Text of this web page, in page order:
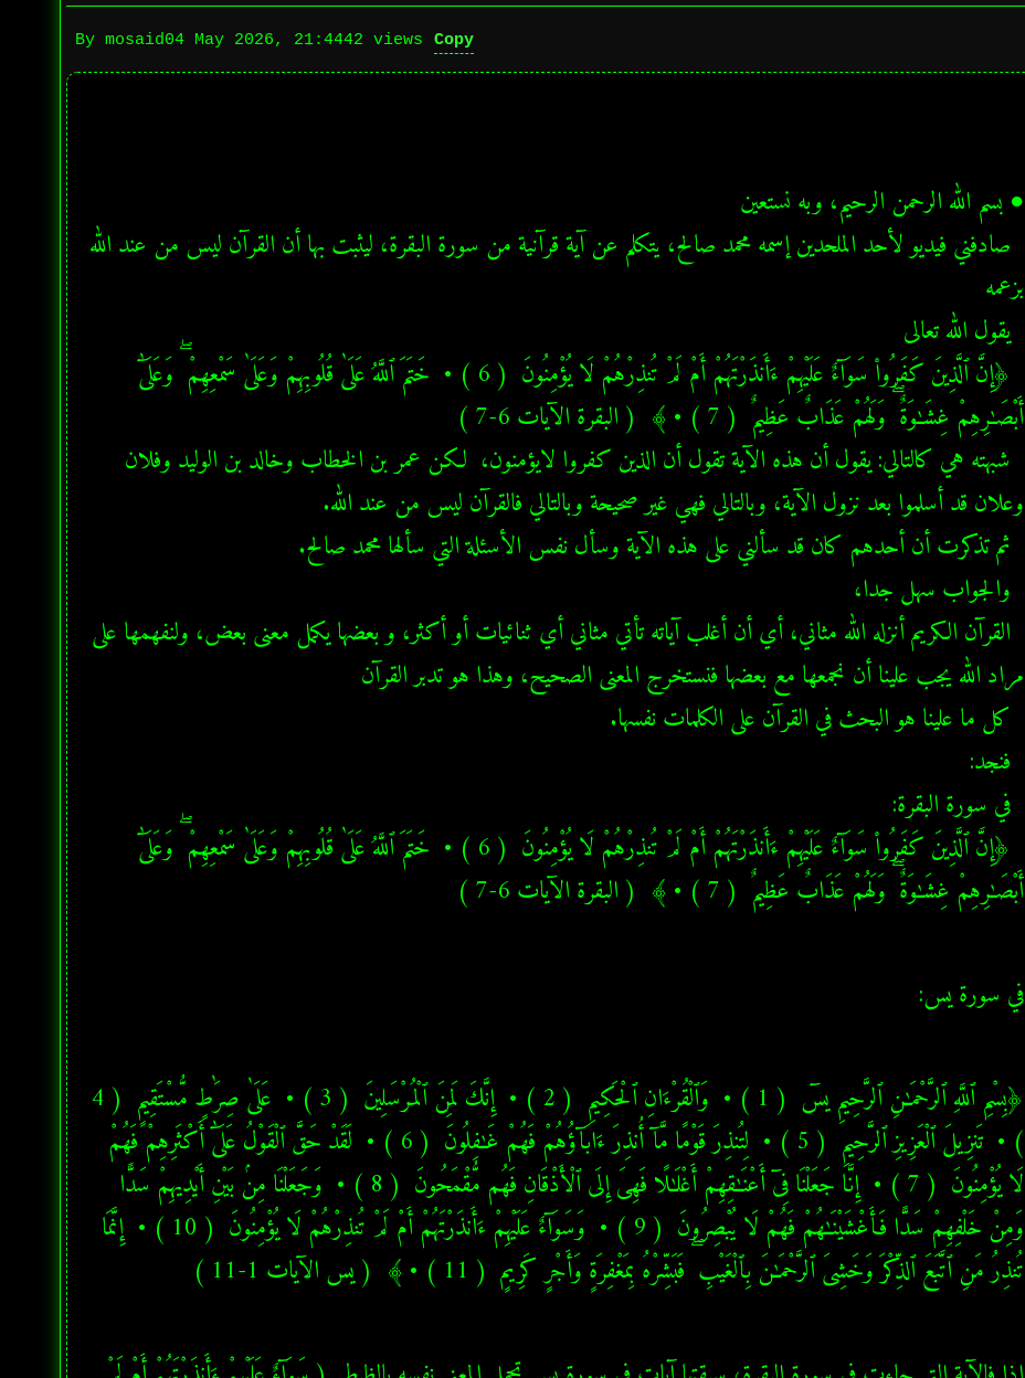
By mosaid04 May 2026, 21:4442 views Copy
  ﴿إِنَّ ٱلَّذِينَ كَفَرُوا۟ سَوَآءٌ عَلَيْهِمْ ءَأَنذَرْتَهُمْ أَمْ لَمْ تُنذِرْهُمْ لَا يُؤْمِنُونَ  ( 6 ) •  خَتَمَ ٱللَّهُ عَلَىٰ قُلُوبِهِمْ وَعَلَىٰ سَمْعِهِمْ ۖ وَعَلَىٰٓ
  ﴿إِنَّ ٱلَّذِينَ كَفَرُوا۟ سَوَآءٌ عَلَيْهِمْ ءَأَنذَرْتَهُمْ أَمْ لَمْ تُنذِرْهُمْ لَا يُؤْمِنُونَ  ( 6 ) •  خَتَمَ ٱللَّهُ عَلَىٰ قُلُوبِهِمْ وَعَلَىٰ سَمْعِهِمْ ۖ وَعَلَىٰٓ
أَبْصَـٰرِهِمْ غِشَـٰوَةٌ ۖ وَلَهُمْ عَذَابٌ عَظِيمٌ  ( 7 ) • ﴾  ( البقرة الآيات 6-7 )
في سورة يس:
تُنذِرُ مَنِ ٱتَّبَعَ ٱلذِّكْرَ وَخَشِىَ ٱلرَّحْمَـٰنَ بِٱلْغَيْبِ ۖ فَبَشِّرْهُ بِمَغْفِرَةٍ وَأَجْرٍ كَرِيمٍ  ( 11 ) • ﴾  ( يس الآيات 1-11 )